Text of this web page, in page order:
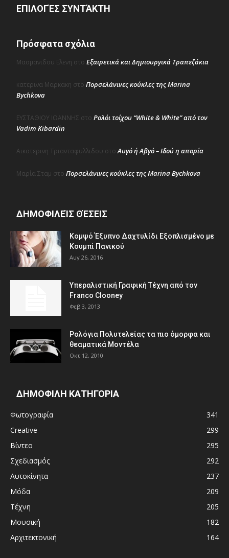
ΕΠΙΛΟΓΈΣ ΣΥΝΤΆΚΤΗ
Πρόσφατα σχόλια
Μασμανιδου Ελενη στο Εξαιρετικά και Δημιουργικά Τραπεζάκια
κατερινα Μαρκακη στο Πορσελάνινες κούκλες της Marina
Bychkova
ΕΥΣΤΑΘΙΟΥ ΙΩΑΝΝΗΣ στο Ρολόι τοίχου “White & White” από τον
Vadim Kibardin
Αικατερινη Τριανταφυλλιδου στοΑυγό ή Αβγό – Ιδού η απορία
Μαρία Σταμ στο Πορσελάνινες κούκλες της Marina Bychkova
ΔΗΜΟΦΙΛΕΊΣ ΘΈΣΕΙΣ
Κομψό Έξυπνο Δαχτυλίδι Εξοπλισμένο με
Κουμπί Πανικού
Αυγ 26, 2016
Υπεραλιστική Γραφική Τέχνη από τον
Franco Clooney
Φεβ 3, 2013
Ρολόγια Πολυτελείας τα πιο όμορφα και
θεαματικά Μοντέλα
Οκτ 12, 2010
ΔΗΜΟΦΙΛΗ ΚΑΤΗΓΟΡΙΑ
Φωτογραφία
341
Creative
299
Βίντεο
295
Σχεδιασμός
292
Αυτοκίνητα
237
Μόδα
209
Τέχνη
205
Μουσική
182
Αρχιτεκτονική
164